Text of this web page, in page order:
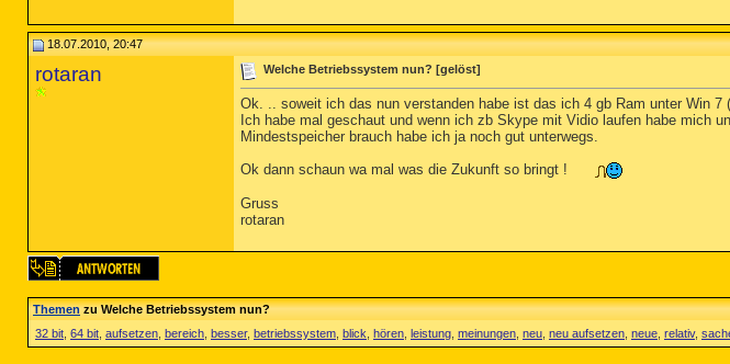
18.07.2010, 20:47
rotaran Welche Betriebssystem nun? [gelöst]
Ok. .. soweit ich das nun verstanden habe ist das ich 4 gb Ram unter Win 7
Ich habe mal geschaut und wenn ich zb Skype mit Vidio laufen habe mich
Mindestspeicher brauch habe ich ja noch gut unterwegs.
Ok dann schaun wa mal was die Zukunft so bringt !
Gruss
rotaran
Themenzu Welche Betriebssystem nun?
32 bit 64 bit aufsetzen bereich besser, betriebssystem blick hören leistung meinungen neu neu aufsetzen neue relativ,